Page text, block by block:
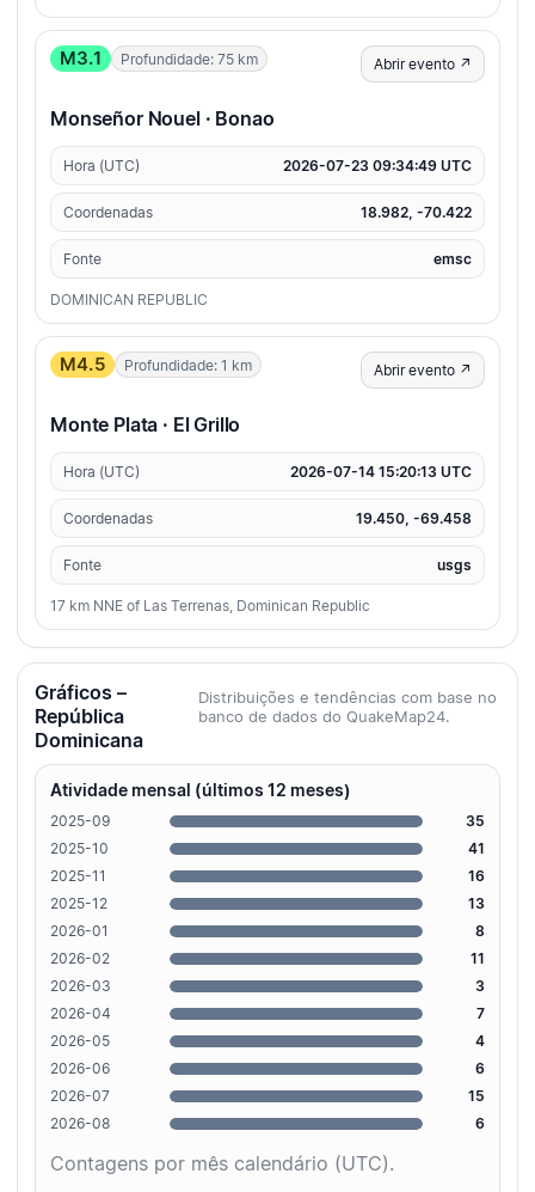
M3.1 Profundidade: 75 km Abrir evento ↗
Monseñor Nouel · Bonao
Hora (UTC) 2026-07-23 09:34:49 UTC
Coordenadas 18.982, -70.422
Fonte emsc
DOMINICAN REPUBLIC
M4.5 Profundidade: 1 km Abrir evento ↗
Monte Plata · El Grillo
Hora (UTC) 2026-07-14 15:20:13 UTC
Coordenadas 19.450, -69.458
Fonte usgs
17 km NNE of Las Terrenas, Dominican Republic
Gráficos –
República
Dominicana
Distribuições e tendências com base no
banco de dados do QuakeMap24.
Atividade mensal (últimos 12 meses)
2025-09
35
2025-10
41
2025-11
16
2025-12
13
2026-01
8
2026-02
11
2026-03
3
2026-04
7
2026-05
4
2026-06
6
2026-07
15
2026-08
6
Contagens por mês calendário (UTC).